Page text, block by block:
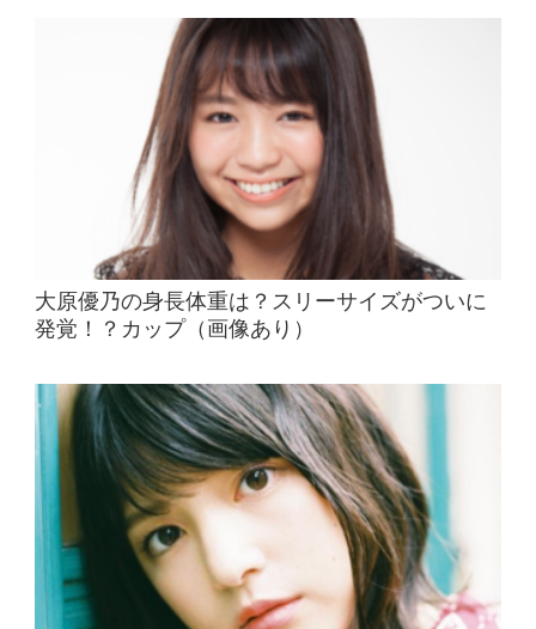
大原優乃の身長体重は？スリーサイズがついに
発覚！？カップ（画像あり）